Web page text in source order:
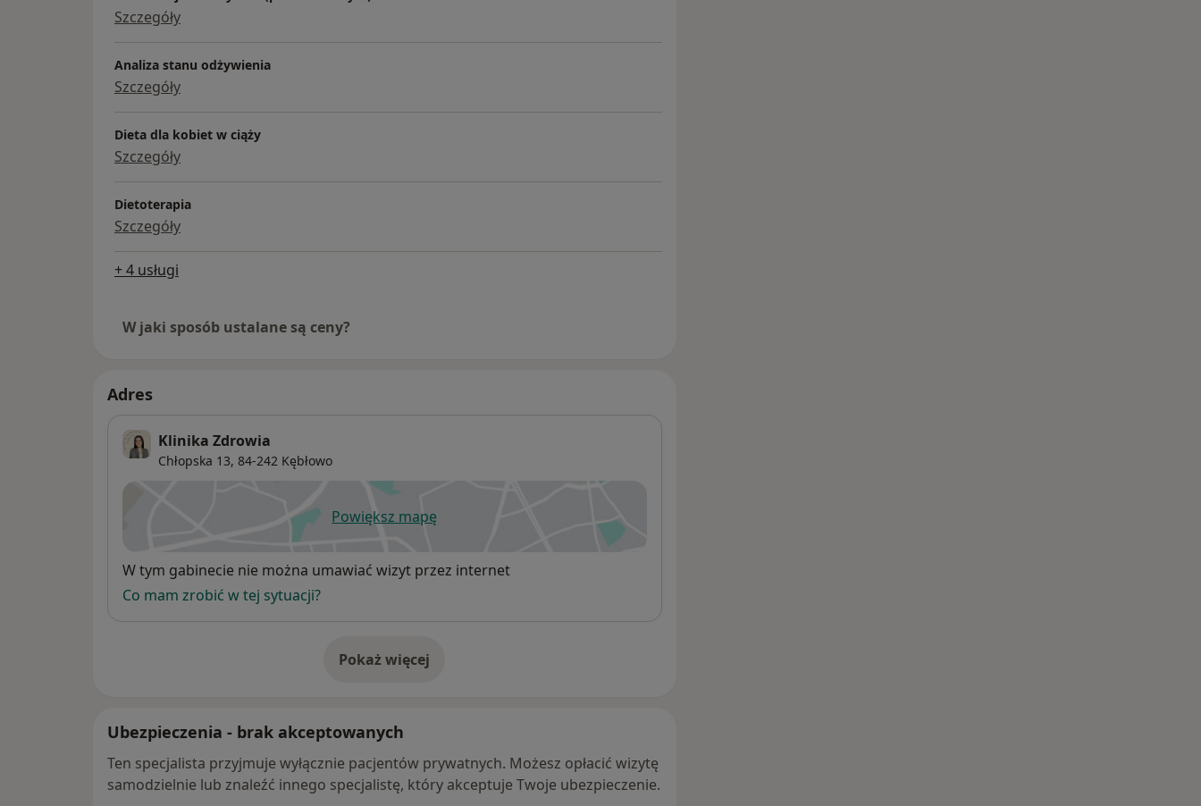
Szczegóły
Analiza stanu odżywienia
Szczegóły
Dieta dla kobiet w ciąży
Szczegóły
Dietoterapia
Szczegóły
+ 4 usługi
W jaki sposób ustalane są ceny?
Adres
Klinika Zdrowia
Chłopska 13, 84-242 Kębłowo
Powiększ mapęotwiera się w nowej karcie
Dostępność
W tym gabinecie nie można umawiać wizyt przez internet
Co mam zrobić w tej sytuacji?
Pokaż więcej
o adresie
Ubezpieczenia - brak akceptowanych
Ten specjalista przyjmuje wyłącznie pacjentów prywatnych. Możesz opłacić wizytę
samodzielnie lub znaleźć innego specjalistę, który akceptuje Twoje ubezpieczenie.